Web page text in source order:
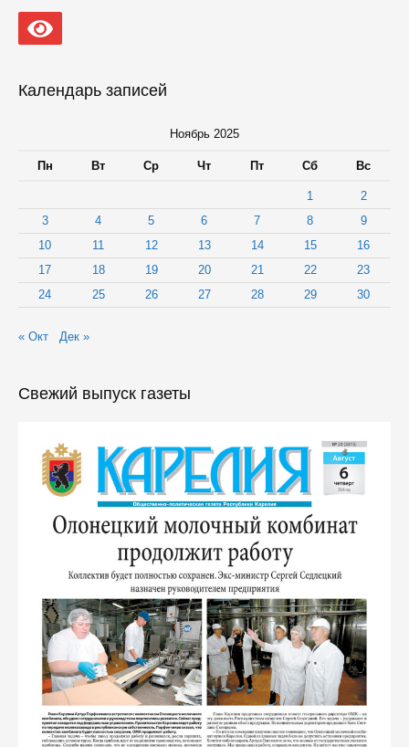
новые
комбинированные
Календарь записей
Ноябрь 2025
Пн Вт Ср Чт Пт Сб Вс
1
2
3
4 5 6 7 8
9
10
11 12 13 14 15
16
17
18 19 20 21 22
23
24
25 26 27 28 29 30
« Окт Дек »
Свежий выпуск газеты